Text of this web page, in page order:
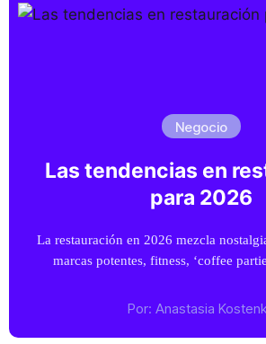
Negocio
Las tendencias en
para 2026
La restauración en 2026 mezcla
marcas potentes, fitness, ‘coffee
Por: Anastasia